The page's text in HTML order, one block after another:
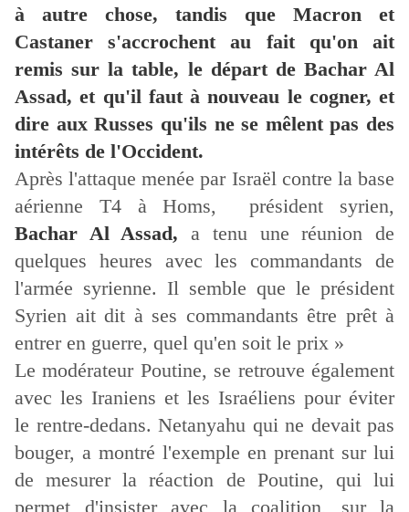
à autre chose, tandis que Macron et
Castaner s'accrochent au fait qu'on ait
remis sur la table, le départ de Bachar Al
Assad, et qu'il faut à nouveau le cogner, et
dire aux Russes qu'ils ne se mêlent pas des
intérêts de l'Occident.
Après l'attaque menée par Israël contre la base
aérienne T4 à Homs,
président syrien,
Bachar Al Assad,a tenu une réunion de
quelques heures avec les commandants de
l'armée syrienne. Il semble que le président
Syrien ait dit à ses commandants être prêt à
entrer en guerre, quel qu'en soit le prix »
Le modérateur Poutine, se retrouve également
avec les Iraniens et les Israéliens pour éviter
le rentre-dedans. Netanyahu qui ne devait pas
bouger, a montré l'exemple en prenant sur lui
de mesurer la réaction de Poutine, qui lui
permet d'insister avec la coalition, sur la